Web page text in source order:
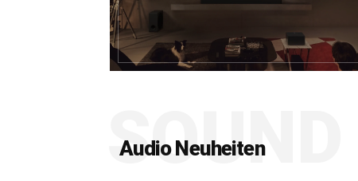
Audio Neuheiten
SOUND